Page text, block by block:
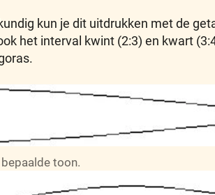
kun je dit uitdrukken met de
het interval kwint (2:3) en kwart
toon.